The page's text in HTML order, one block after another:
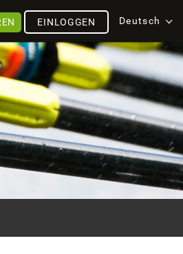
Deutsch
EINLOGGEN